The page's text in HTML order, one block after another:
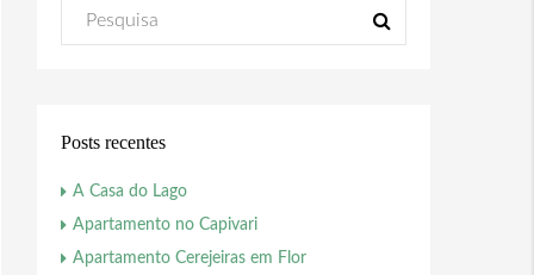
Posts recentes
A Casa do Lago
Apartamento no Capivari
Apartamento Cerejeiras em Flor